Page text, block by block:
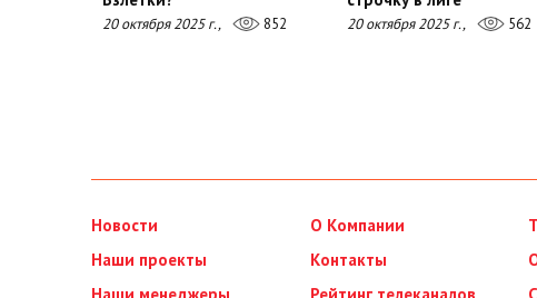
20 октября 2025 г., 852 20 октября 2025 г., 562
Новости
Наши проекты
О Компании
Контакты